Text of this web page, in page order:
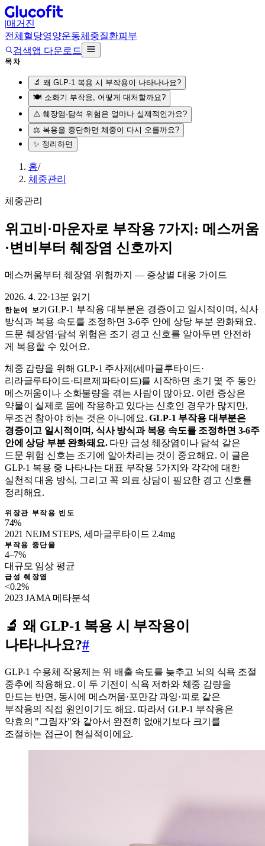
|매거진
전체 혈당영양운동체중질환피부
검색앱 다운로드
목차
🔬 왜 GLP-1 복용 시 부작용이 나타나나요?
🍽️ 소화기 부작용, 어떻게 대처할까요?
⚠️ 췌장염·담석 위험은 얼마나 실제적인가요?
⚖️ 복용을 중단하면 체중이 다시 오를까요?
✨ 정리하면
홈/
체중관리
체중관리
위고비·마운자로 부작용 7가지: 메스꺼움
·변비부터 췌장염 신호까지
메스꺼움부터 췌장염 위험까지 — 증상별 대응 가이드
2026. 4. 22·13분 읽기
한눈에 보기GLP-1 부작용 대부분은 경증이고 일시적이며, 식사
방식과 복용 속도를 조정하면 3-6주 안에 상당 부분 완화돼요.
드문 췌장염·담석 위험은 조기 경고 신호를 알아두면 안전하
게 복용할 수 있어요.
체중 감량을 위해 GLP-1 주사제(세마글루타이드·
리라글루타이드·티르제파타이드)를 시작하면 초기 몇 주 동안
메스꺼움이나 소화불량을 겪는 사람이 많아요. 이런 증상은
약물이 실제로 몸에 작용하고 있다는 신호인 경우가 많지만,
무조건 참아야 하는 것은 아니에요.GLP-1 부작용 대부분은
경증이고 일시적이며, 식사 방식과 복용 속도를 조정하면 3-6주
안에 상당 부분 완화돼요.다만 급성 췌장염이나 담석 같은
드문 위험 신호는 조기에 알아차리는 것이 중요해요. 이 글은
GLP-1 복용 중 나타나는 대표 부작용 5가지와 각각에 대한
실천적 대응 방식, 그리고 꼭 의료 상담이 필요한 경고 신호를
정리해요.
위장관 부작용 빈도
74%
2021 NEJM STEPS, 세마글루타이드 2.4mg
부작용 중단율
4–7%
대규모 임상 평균
급성 췌장염
<0.2%
2023 JAMA 메타분석
🔬 왜 GLP-1 복용 시 부작용이
나타나나요?#
GLP-1 수용체 작용제는 위 배출 속도를 늦추고 뇌의 식욕 조절
중추에 작용해요. 이 두 기전이 식욕 저하와 체중 감량을
만드는 반면, 동시에 메스꺼움·포만감 과잉·피로 같은
부작용의 직접 원인이기도 해요. 따라서 GLP-1 부작용은
약효의 "그림자"와 같아서 완전히 없애기보다 크기를
조절하는 접근이 현실적이에요.